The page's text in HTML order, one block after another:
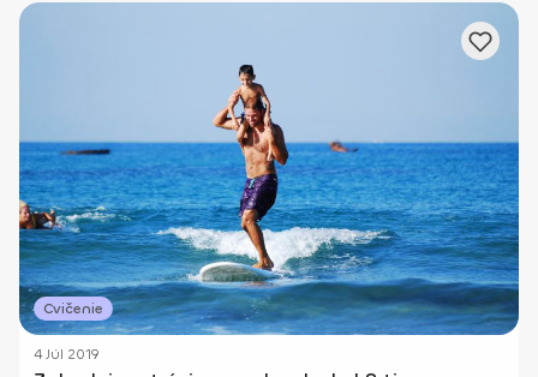
Cvičenie
4 Júl 2019